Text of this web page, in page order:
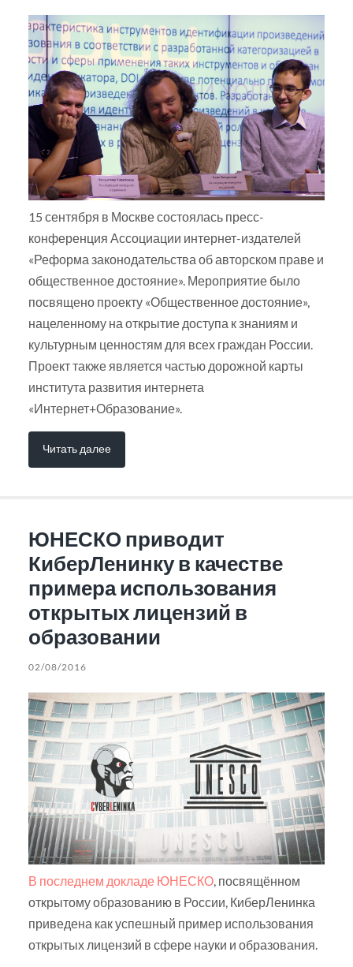
15 сентября в Москве состоялась пресс-
конференция Ассоциации интернет-издателей
«Реформа законодательства об авторском праве и
общественное достояние». Мероприятие было
посвящено проекту «Общественное достояние»,
нацеленному на открытие доступа к знаниям и
культурным ценностям для всех граждан России.
Проект также является частью дорожной карты
института развития интернета
«Интернет+Образование».
Читать далее
ЮНЕСКО приводит
КиберЛенинку в качестве
примера использования
открытых лицензий в
образовании
02/08/2016
В последнем докладе ЮНЕСКО, посвящённом
открытому образованию в России, КиберЛенинка
приведена как успешный пример использования
открытых лицензий в сфере науки и образования.